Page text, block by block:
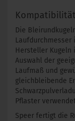
Kompatibilität
Die
Laufdurchmesser
Hersteller Kugeln
Auswahl der
Laufmaß und
gleichbleibende
Pflaster
Speer fertigt die